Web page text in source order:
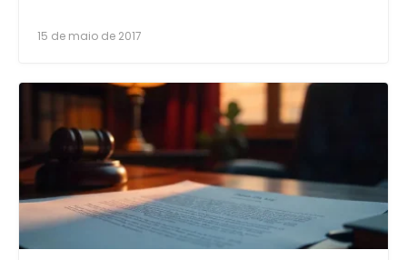
15 de maio de 2017